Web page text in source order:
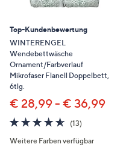
Top-Kundenbewertung
WINTERENGEL
Wendebettwäsche
Ornament/Farbverlauf
Mikrofaser Flanell Doppelbett,
6tlg.
€ 28,99 - € 36,99
4.5
von
5
(13)13
Weitere Farben verfügbar